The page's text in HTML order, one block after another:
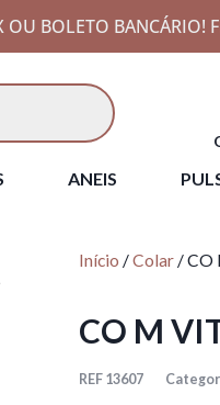
BOLETO BANCÁRIO!
ANEIS
Início /Colar / CO
CO M
REF 13607